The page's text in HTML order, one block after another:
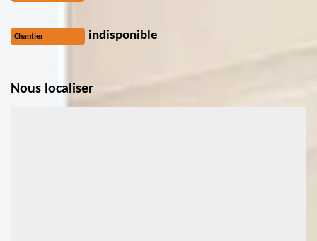
Chantier indisponible
Nous localiser